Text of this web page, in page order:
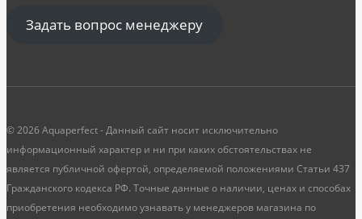
Задать вопрос менеджеру
© 2026 Aquaperfect - Данный сайт носит исключительно
информационный характер и ни при каких обстоятельствах не
является публичной офертой, определяемой положениями Статьи 437
Гражданского кодекса РФ. Точные данные о наличии, ценах и способах
приобретения необходимо узнавать у менеджеров магазина по